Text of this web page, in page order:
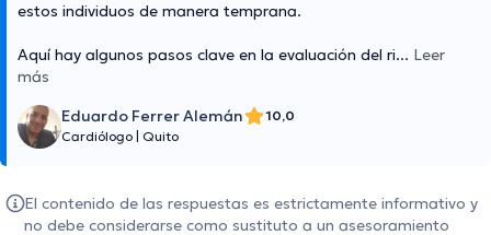
estos individuos de manera temprana.
Aquí hay algunos pasos clave en la evaluación del ri... Leer
más
Eduardo Ferrer Alemán
10,0
Cardiólogo Quito
El contenido de las respuestas es estrictamente informativo y
no debe considerarse como sustituto a un asesoramiento